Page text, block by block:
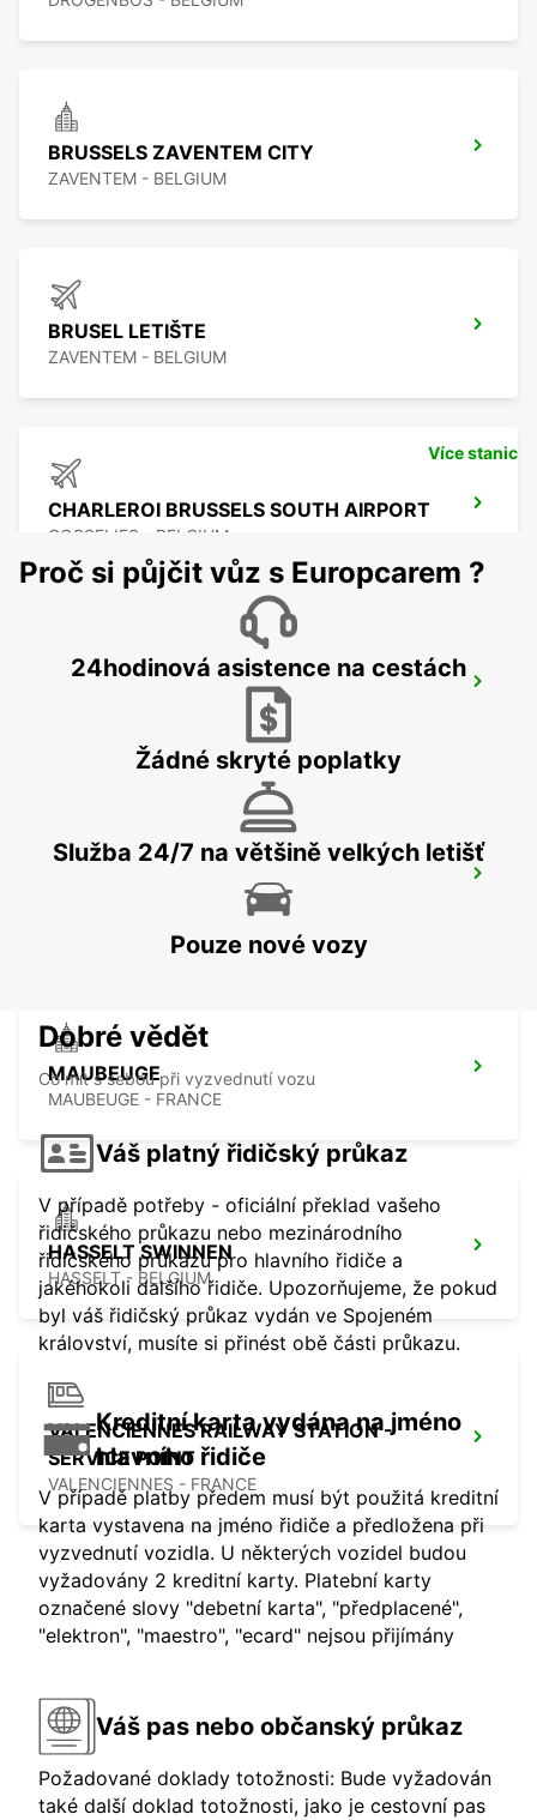
BRUSSELS ZAVENTEM CITY
ZAVENTEM - BELGIUM
BRUSEL LETIŠTE
ZAVENTEM - BELGIUM
CHARLEROI BRUSSELS SOUTH AIRPORT
GOSSELIES - BELGIUM
MAUBEUGE RAILWAY STATION -
MAUBEUGE
MAUBEUGE - FRANCE
HASSELT SWINNEN
HASSELT - BELGIUM
VALENCIENNES RAILWAY STATION -
SERVICE POINT
VALENCIENNES - FRANCE
Více stanic
Proč si půjčit vůz s Europcarem ?
24hodinová asistence na cestách
Žádné skryté poplatky
Služba 24/7 na většině velkých letišť
Pouze nové vozy
Dobré vědět
Co mít s sebou při vyzvednutí vozu
Váš platný řidičský průkaz
V případě potřeby - oficiální překlad vašeho
řidičského průkazu nebo mezinárodního
řidičského průkazu pro hlavního řidiče a
jakéhokoli dalšího řidiče. Upozorňujeme, že pokud
byl váš řidičský průkaz vydán ve Spojeném
království, musíte si přinést obě části průkazu.
Kreditní karta vydána na jméno
hlavního řidiče
V případě platby předem musí být použitá kreditní
karta vystavena na jméno řidiče a předložena při
vyzvednutí vozidla. U některých vozidel budou
vyžadovány 2 kreditní karty. Platební karty
označené slovy "debetní karta", "předplacené",
"elektron", "maestro", "ecard" nejsou přijímány
Váš pas nebo občanský průkaz
Požadované doklady totožnosti: Bude vyžadován
také další doklad totožnosti, jako je cestovní pas